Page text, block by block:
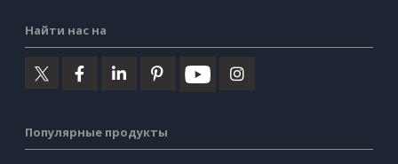
Найти нас на
Популярные продукты